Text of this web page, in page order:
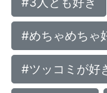
#めちゃめちゃ
#ツッコミが好